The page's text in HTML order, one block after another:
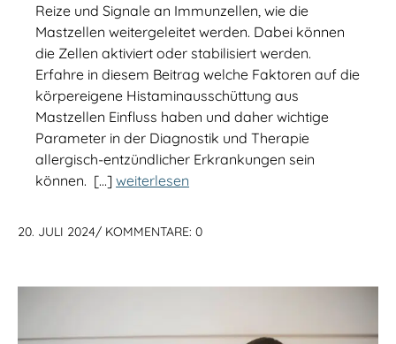
Reize und Signale an Immunzellen, wie die
Mastzellen weitergeleitet werden. Dabei können
die Zellen aktiviert oder stabilisiert werden.
Erfahre in diesem Beitrag welche Faktoren auf die
körpereigene Histaminausschüttung aus
Mastzellen Einfluss haben und daher wichtige
Parameter in der Diagnostik und Therapie
allergisch-entzündlicher Erkrankungen sein
können. […] weiterlesen
20. JULI 2024/ KOMMENTARE: 0